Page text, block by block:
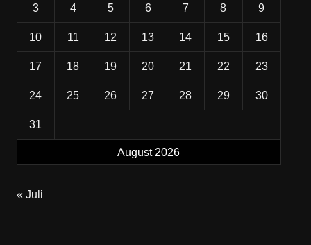
August 2026
3 4 5 6 7 8 9
10 11 12 13 14 15 16
17 18 19 20 21 22 23
24 25 26 27 28 29 30
31
« Juli